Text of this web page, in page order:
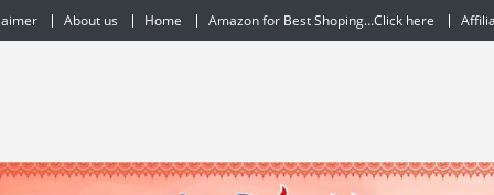
About us Home Amazon for Best Shoping…Click here